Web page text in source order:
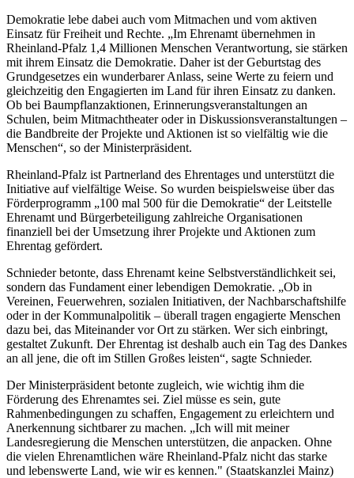
Demokratie lebe dabei auch vom Mitmachen und vom aktiven
Einsatz für Freiheit und Rechte. „Im Ehrenamt übernehmen in
Rheinland-Pfalz 1,4 Millionen Menschen Verantwortung, sie stärken
mit ihrem Einsatz die Demokratie. Daher ist der Geburtstag des
Grundgesetzes ein wunderbarer Anlass, seine Werte zu feiern und
gleichzeitig den Engagierten im Land für ihren Einsatz zu danken.
Ob bei Baumpflanzaktionen, Erinnerungsveranstaltungen an
Schulen, beim Mitmachtheater oder in Diskussionsveranstaltungen –
die Bandbreite der Projekte und Aktionen ist so vielfältig wie die
Menschen“, so der Ministerpräsident.
Rheinland-Pfalz ist Partnerland des Ehrentages und unterstützt die
Initiative auf vielfältige Weise. So wurden beispielsweise über das
Förderprogramm „100 mal 500 für die Demokratie“ der Leitstelle
Ehrenamt und Bürgerbeteiligung zahlreiche Organisationen
finanziell bei der Umsetzung ihrer Projekte und Aktionen zum
Ehrentag gefördert.
Schnieder betonte, dass Ehrenamt keine Selbstverständlichkeit sei,
sondern das Fundament einer lebendigen Demokratie. „Ob in
Vereinen, Feuerwehren, sozialen Initiativen, der Nachbarschaftshilfe
oder in der Kommunalpolitik – überall tragen engagierte Menschen
dazu bei, das Miteinander vor Ort zu stärken. Wer sich einbringt,
gestaltet Zukunft. Der Ehrentag ist deshalb auch ein Tag des Dankes
an all jene, die oft im Stillen Großes leisten“, sagte Schnieder.
Der Ministerpräsident betonte zugleich, wie wichtig ihm die
Förderung des Ehrenamtes sei. Ziel müsse es sein, gute
Rahmenbedingungen zu schaffen, Engagement zu erleichtern und
Anerkennung sichtbarer zu machen. „Ich will mit meiner
Landesregierung die Menschen unterstützen, die anpacken. Ohne
die vielen Ehrenamtlichen wäre Rheinland-Pfalz nicht das starke
und lebenswerte Land, wie wir es kennen." (Staatskanzlei Mainz)